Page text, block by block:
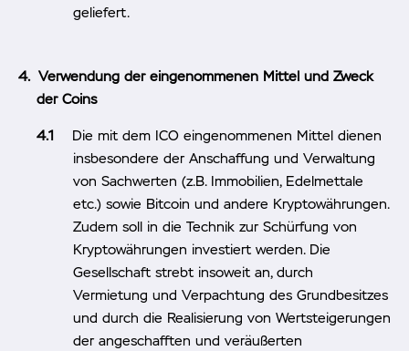
geliefert.
Verwendung der eingenommenen Mittel und Zweck
der Coins
Die mit dem ICO eingenommenen Mittel dienen
insbesondere der Anschaffung und Verwaltung
von Sachwerten (z.B. Immobilien, Edelmettale
etc.) sowie Bitcoin und andere Kryptowährungen.
Zudem soll in die Technik zur Schürfung von
Kryptowährungen investiert werden. Die
Gesellschaft strebt insoweit an, durch
Vermietung und Verpachtung des Grundbesitzes
und durch die Realisierung von Wertsteigerungen
der angeschafften und veräußerten